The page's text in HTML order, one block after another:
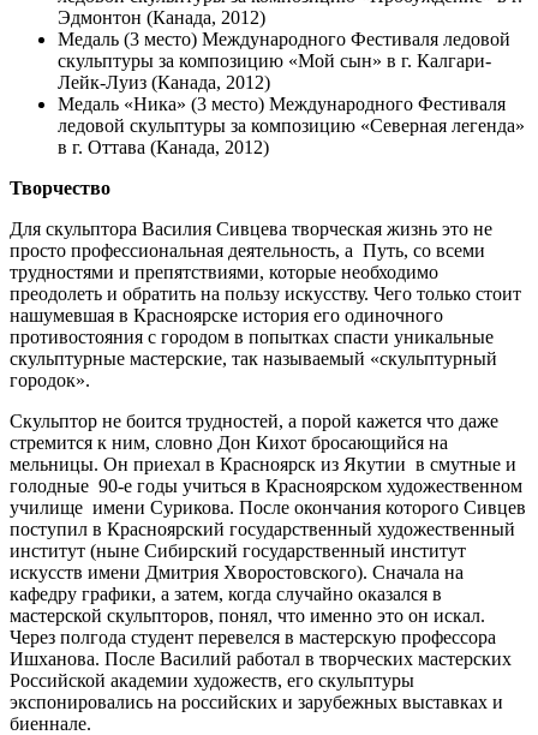
Эдмонтон (Канада, 2012)
Медаль (3 место) Международного Фестиваля ледовой
скульптуры за композицию «Мой сын» в г. Калгари-
Лейк-Луиз (Канада, 2012)
Медаль «Ника» (3 место) Международного Фестиваля
ледовой скульптуры за композицию «Северная легенда»
в г. Оттава (Канада, 2012)
Творчество
Для скульптора Василия Сивцева творческая жизнь это не
просто профессиональная деятельность, а Путь, со всеми
трудностями и препятствиями, которые необходимо
преодолеть и обратить на пользу искусству. Чего только стоит
нашумевшая в Красноярске история его одиночного
противостояния с городом в попытках спасти уникальные
скульптурные мастерские, так называемый «скульптурный
городок».
Скульптор не боится трудностей, а порой кажется что даже
стремится к ним, словно Дон Кихот бросающийся на
мельницы. Он приехал в Красноярск из Якутии в смутные и
голодные 90-е годы учиться в Красноярском художественном
училище имени Сурикова. После окончания которого Сивцев
поступил в Красноярский государственный художественный
институт (ныне Сибирский государственный институт
искусств имени Дмитрия Хворостовского). Сначала на
кафедру графики, а затем, когда случайно оказался в
мастерской скульпторов, понял, что именно это он искал.
Через полгода студент перевелся в мастерскую профессора
Ишханова. После Василий работал в творческих мастерских
Российской академии художеств, его скульптуры
экспонировались на российских и зарубежных выставках и
биеннале.